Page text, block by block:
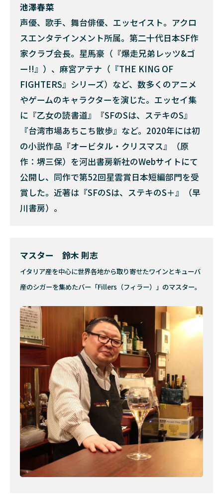
を
感
じ
て
6 殺し
て差し上
げ
池澤春菜
声優、歌手、舞台俳優、エッセイスト。アクロ
スエンタテインメント所属。第二十代日本SF作
家クラブ会長。星馬豪（『爆走兄弟レッツ&ゴ
ー!!』）、麻宮アテナ（『THE KING OF
FIGHTERS』シリーズ）など、数多くのアニメ
やゲームのキャラクターを演じた。エッセイ集
に『乙女の読書道』『SFのSは、ステキのS』
『台湾市場あちこち散歩』など。2020年には初
の小説作品『オービタル・クリスマス』（原
作：堺三保）を河出書房新社のWebサイトにて
公開し、同作で第52回星雲賞日本短編部門を受
賞した。近著は『SFのSは、ステキのS＋』（早
川書房）。
マスター 鈴木 則志
イタリア産を中心に世界各地から取り寄せたワインとキューバ
産のシガーを集めたバー「Fillers（フィラー）」のマスター。